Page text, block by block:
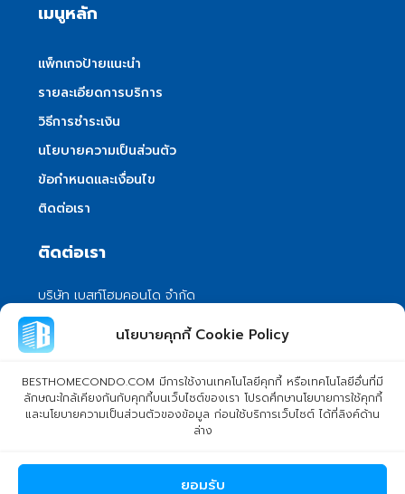
นโยบายคุกกี้ Cookie Policy
BESTHOMECONDO.COM มีการใช้งานเทคโนโลยีคุกกี้ หรือเทคโนโลยีอื่นที่มี
ลักษณะใกล้เคียงกันกับคุกกี้บนเว็บไซต์ของเรา โปรดศึกษานโยบายการใช้คุกกี้
และนโยบายความเป็นส่วนตัวของข้อมูล ก่อนใช้บริการเว็บไซต์ ได้ที่ลิงค์ด้าน
ล่าง
ยอมรับ
เมนูหลัก
แพ็กเกจป้ายแนะนำ
รายละเอียดการบริการ
วิธีการชำระเงิน
นโยบายความเป็นส่วนตัว
ข้อกำหนดและเงื่อนไข
ติดต่อเรา
ติดต่อเรา
บริษัท เบสท์โฮมคอนโด จำกัด
101/399 หมู่ 7 แขวงลําผักชี เขตหนองจอก
กรุงเทพมหานคร 10530
info@besthomecondo.com
© Copyright 2024 BESTHOMECONDO CO., LTD. - All rights